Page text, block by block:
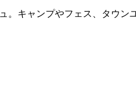
。キャンプやフェス、タウ